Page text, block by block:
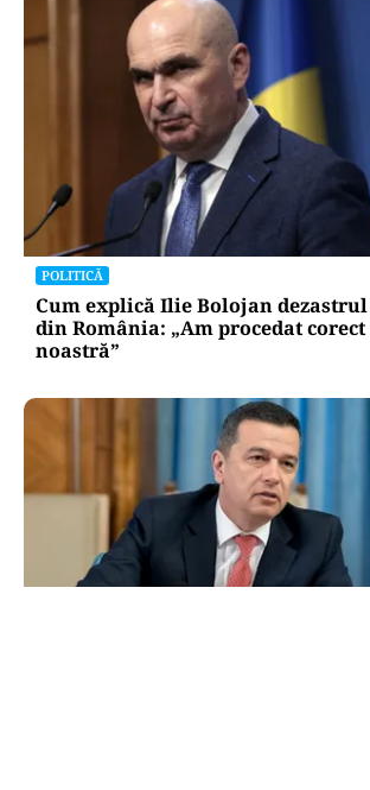
POLITICĂ
Cum explică Ilie Bolojan
din România: „Am procedat
noastră”